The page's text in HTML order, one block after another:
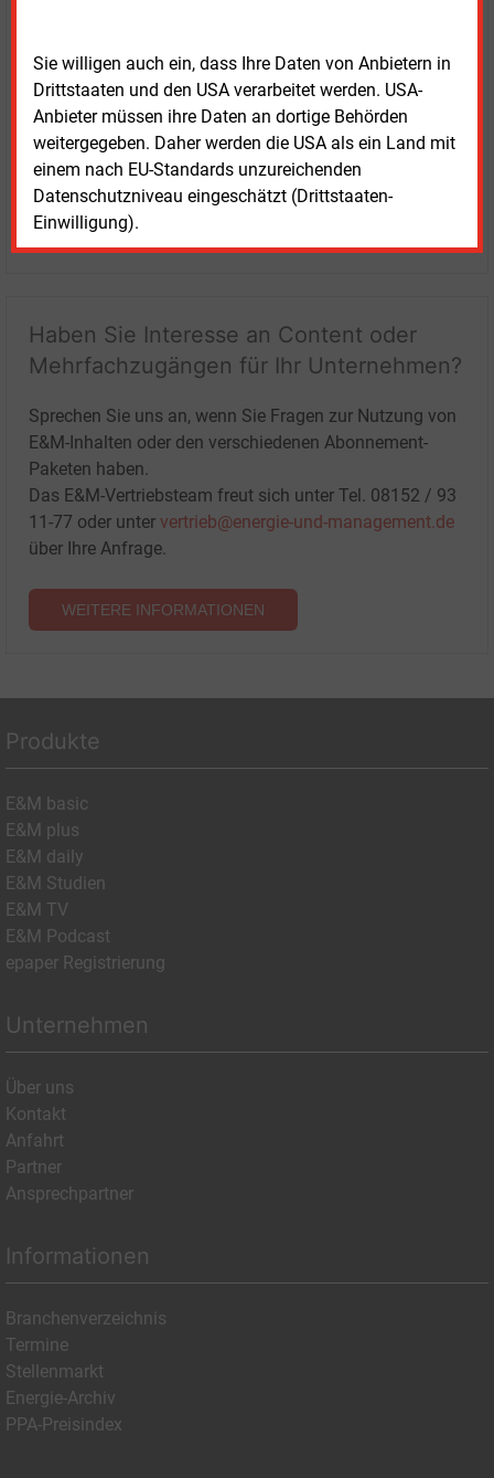
Sie willigen auch ein, dass Ihre Daten von Anbietern in
Drittstaaten und den USA verarbeitet werden. USA-
Anbieter müssen ihre Daten an dortige Behörden
weitergegeben. Daher werden die USA als ein Land mit
einem nach EU-Standards unzureichenden
Datenschutzniveau eingeschätzt (Drittstaaten-
Einwilligung).
LOGIN
Haben Sie Interesse an Content oder
Mehrfachzugängen für Ihr Unternehmen?
Sprechen Sie uns an, wenn Sie Fragen zur Nutzung von
E&M-Inhalten oder den verschiedenen Abonnement-
Paketen haben.
Das E&M-Vertriebsteam freut sich unter Tel. 08152 / 93
11-77 oder unter vertrieb@energie-und-management.de
über Ihre Anfrage.
WEITERE INFORMATIONEN
Produkte
E&M basic
E&M plus
E&M daily
E&M Studien
E&M TV
E&M Podcast
epaper Registrierung
Unternehmen
Über uns
Kontakt
Anfahrt
Partner
Ansprechpartner
Informationen
Branchenverzeichnis
Termine
Stellenmarkt
Energie-Archiv
PPA-Preisindex